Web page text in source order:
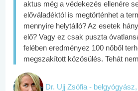
aktus még a védekezés ellenére
előváladéktól is megtörténhet a
mennyire helytálló? Az esetek
elő? Vagy ez csak puszta
felében eredményez 100 nőből
megszakított közösülés. Tehát
Dr. Ujj Zsófia -